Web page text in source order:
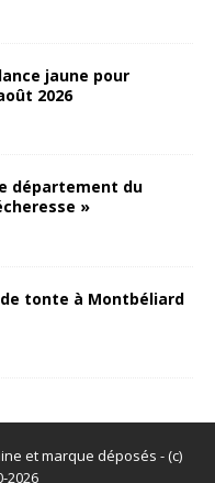
jaune pour
2026
département du
»
tonte à Montbéliard
et marque déposés - (c)
2026